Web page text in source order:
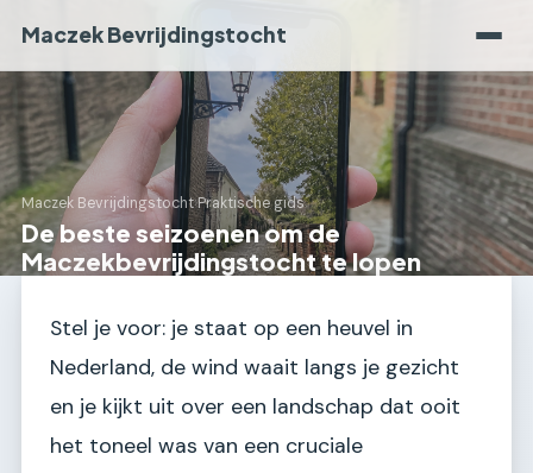
Maczek Bevrijdingstocht
Maczek Bevrijdingstocht›Praktische gids
De beste seizoenen om de
Maczekbevrijdingstocht te lopen
Stel je voor: je staat op een heuvel in
Nederland, de wind waait langs je gezicht
en je kijkt uit over een landschap dat ooit
het toneel was van een cruciale